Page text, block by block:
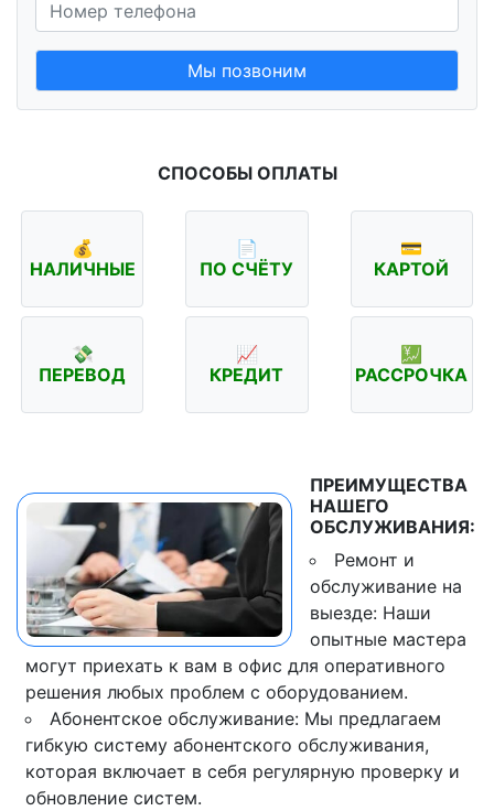
Мы позвоним
СПОСОБЫ ОПЛАТЫ
💰
НАЛИЧНЫЕ
📄
ПО СЧЁТУ
💳
КАРТОЙ
💸
ПЕРЕВОД
📈
КРЕДИТ
💹
РАССРОЧКА
ПРЕИМУЩЕСТВА
НАШЕГО
ОБСЛУЖИВАНИЯ:
Ремонт и
обслуживание на
выезде: Наши
опытные мастера
могут приехать к вам в офис для оперативного
решения любых проблем с оборудованием.
Абонентское обслуживание: Мы предлагаем
гибкую систему абонентского обслуживания,
которая включает в себя регулярную проверку и
обновление систем.